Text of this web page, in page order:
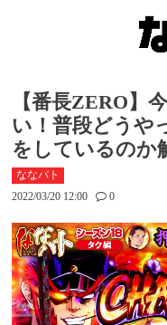
【番長ZERO】
い！普段どうや
をしているのか
ななバト
2022/03/20 12:00
0